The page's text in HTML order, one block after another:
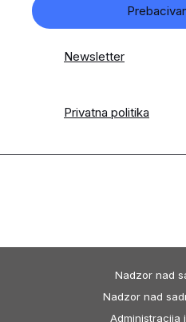
Newsletter
Privatna politika
Nadzor nad
Nadzor nad
Administracija